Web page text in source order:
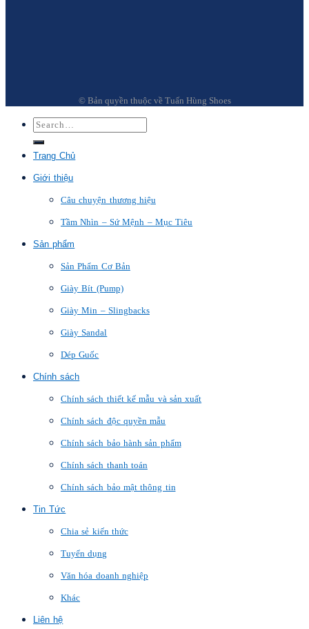
© Bản quyền thuộc về Tuấn Hùng Shoes
Trang Chủ
Giới thiệu
Câu chuyện thương hiệu
Tầm Nhìn – Sứ Mệnh – Mục Tiêu
Sản phẩm
Sản Phẩm Cơ Bản
Giày Bít (Pump)
Giày Min – Slingbacks
Giày Sandal
Dép Guốc
Chính sách
Chính sách thiết kế mẫu và sản xuất
Chính sách độc quyền mẫu
Chính sách bảo hành sản phẩm
Chính sách thanh toán
Chính sách bảo mật thông tin
Tin Tức
Chia sẻ kiến thức
Tuyển dụng
Văn hóa doanh nghiệp
Khác
Liên hệ